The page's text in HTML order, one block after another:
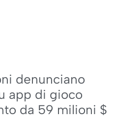
denunciano
app di gioco
da 59 milioni $